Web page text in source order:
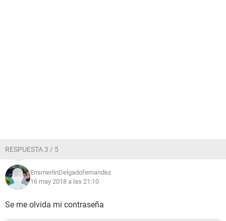
RESPUESTA 3 / 5
ErismerlinDelgadofernandez
16 may 2018 a las 21:10
Se me olvida mi contraseña